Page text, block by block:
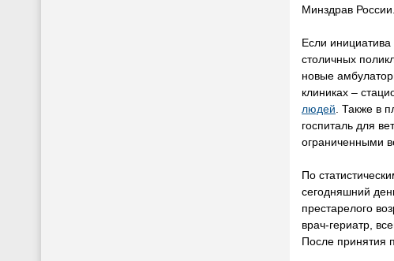
Минздрав России.
Если
столичных
новые
клиниках –
людей . Также в
госпиталь для
ограниченными
По
сегодняшний
престарелого
врач-гериатр,
После принятия